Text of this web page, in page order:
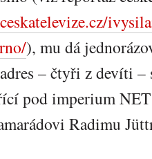
), mu dá
– čtyři z devíti –
pod imperium
Radimu